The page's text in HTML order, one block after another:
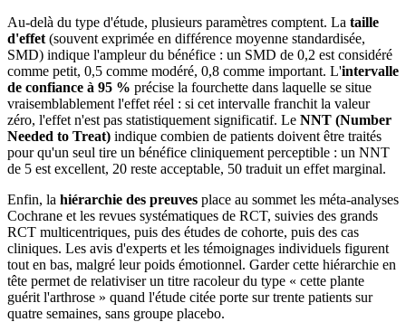
Au-delà du type d'étude, plusieurs paramètres comptent. La taille
d'effet (souvent exprimée en différence moyenne standardisée,
SMD) indique l'ampleur du bénéfice : un SMD de 0,2 est considéré
comme petit, 0,5 comme modéré, 0,8 comme important. L'intervalle
de confiance à 95 % précise la fourchette dans laquelle se situe
vraisemblablement l'effet réel : si cet intervalle franchit la valeur
zéro, l'effet n'est pas statistiquement significatif. Le NNT (Number
Needed to Treat) indique combien de patients doivent être traités
pour qu'un seul tire un bénéfice cliniquement perceptible : un NNT
de 5 est excellent, 20 reste acceptable, 50 traduit un effet marginal.
Enfin, la hiérarchie des preuves place au sommet les méta-analyses
Cochrane et les revues systématiques de RCT, suivies des grands
RCT multicentriques, puis des études de cohorte, puis des cas
cliniques. Les avis d'experts et les témoignages individuels figurent
tout en bas, malgré leur poids émotionnel. Garder cette hiérarchie en
tête permet de relativiser un titre racoleur du type « cette plante
guérit l'arthrose » quand l'étude citée porte sur trente patients sur
quatre semaines, sans groupe placebo.